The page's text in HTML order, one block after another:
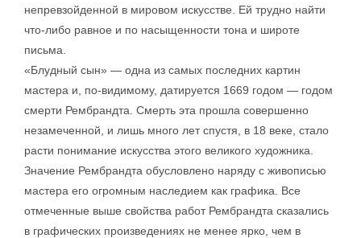
непревзойденной в мировом искусстве. Ей трудно найти
что-либо равное и по насыщенности тона и широте
письма.
«Блудный сын» — одна из самых последних картин
мастера и, по-видимому, датируется 1669 годом — годом
смерти Рембрандта. Смерть эта прошла совершенно
незамеченной, и лишь много лет спустя, в 18 веке, стало
расти понимание искусства этого великого художника.
Значение Рембрандта обусловлено наряду с живописью
мастера его огромным наследием как графика. Все
отмеченные выше свойства работ Рембрандта сказались
в графических произведениях не менее ярко, чем в